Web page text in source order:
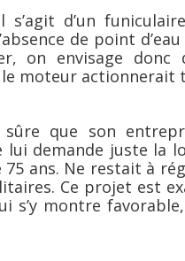
d’un
de point
on envisage donc
moteur actionnerait
que son
lui demande juste la
75 ans. Ne restait à
Ce projet est
s’y montre